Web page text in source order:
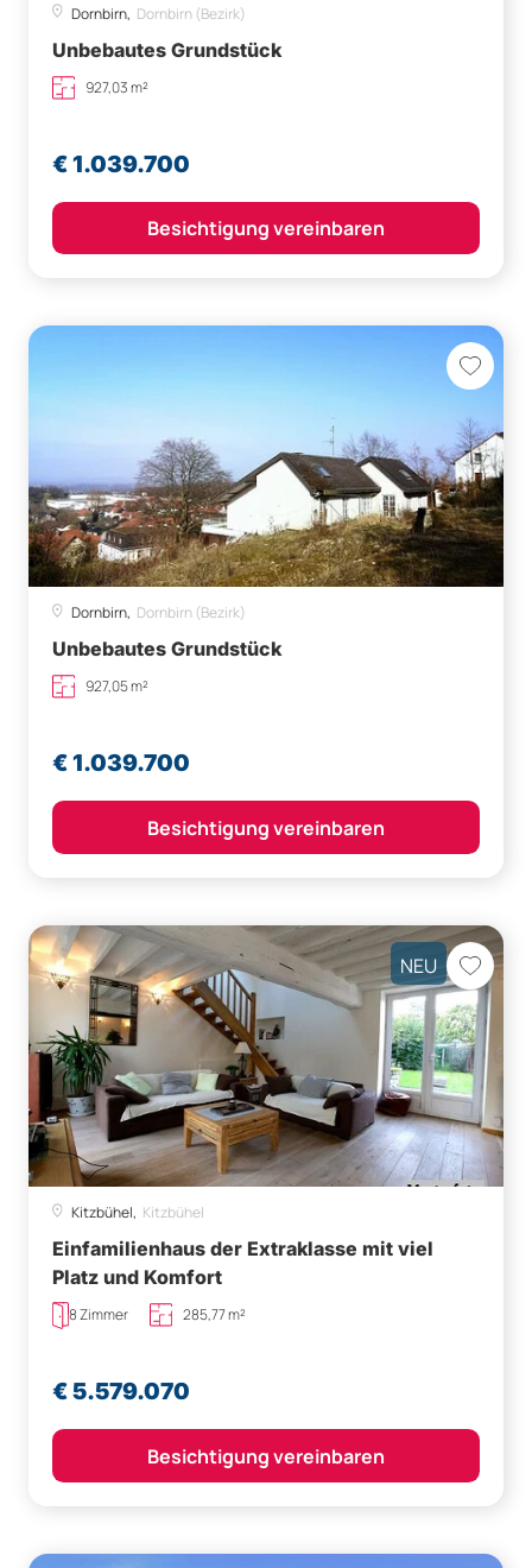
Dornbirn, Dornbirn (Bezirk)
Unbebautes Grundstück
927,03 m²
€ 1.039.700
Besichtigung vereinbaren
Dornbirn, Dornbirn (Bezirk)
Unbebautes Grundstück
927,05 m²
€ 1.039.700
Besichtigung vereinbaren
NEU
Kitzbühel, Kitzbühel
Einfamilienhaus der Extraklasse mit viel
Platz und Komfort
8 Zimmer 285,77 m²
€ 5.579.070
Besichtigung vereinbaren